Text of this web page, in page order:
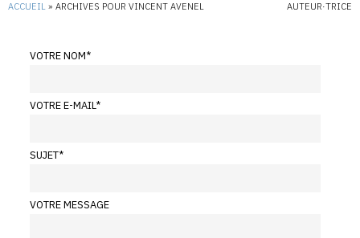
ACCUEIL » ARCHIVES POUR VINCENT AVENEL AUTEUR·TRICE
VOTRE NOM*
VOTRE E-MAIL*
SUJET*
VOTRE MESSAGE